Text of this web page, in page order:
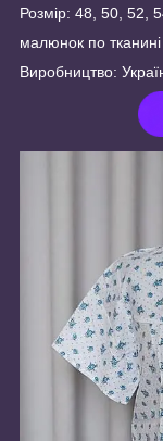
Розмір: 48, 50, 52,
малюнок по
Виробництво: